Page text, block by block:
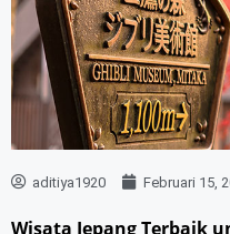
aditiya1920 Februari 15,
Wisata Jepang Terbaik